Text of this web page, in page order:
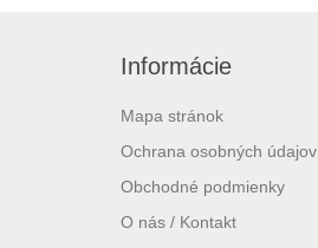
Informácie
Mapa stránok
Ochrana osobných údajov
Obchodné podmienky
O nás / Kontakt